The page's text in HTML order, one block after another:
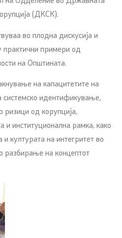
(ДКСК).
во плодна дискусија и
практични примери од
на Општината.
на капацитетите на
идентификување,
ризици од корупција,
и институционална рамка, како
културата на интегритет во
разбирање на концептот